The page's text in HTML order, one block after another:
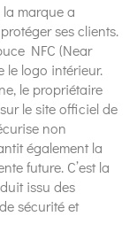
marque a
ses clients.
NFC (Near
le logo intérieur.
le propriétaire
le site officiel de
non
également la
future. C’est la
issu des
sécurité et